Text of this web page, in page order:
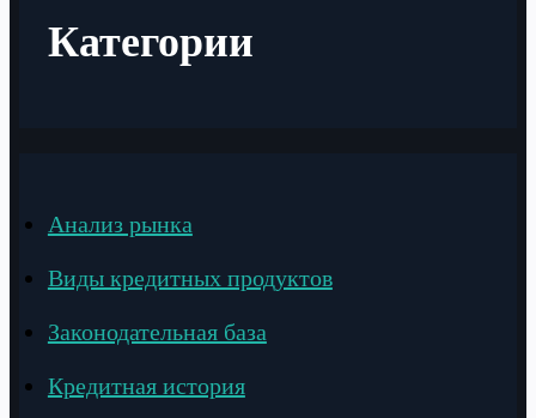
Категории
Анализ рынка
Виды кредитных продуктов
Законодательная база
Кредитная история